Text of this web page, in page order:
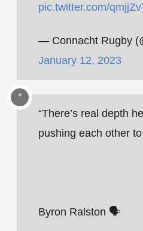
pic.twitter.com/
— Connacht Rugby
January 12, 2023
“There’s real depth
pushing each other
Byron Ralston 🗣️